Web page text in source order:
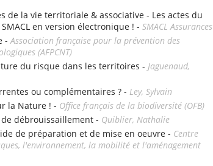
de la vie territoriale & associative - Les actes du
en version électronique ! - SMACL Assurances
-Association française pour la prévention des
(AFPCNT)
du risque dans les territoires - Jaguenaud,
ou complémentaires ? - Ley, Sylvain
la Nature ! - Office français de la biodiversité (OFB)
débrouissaillement - Quiblier, Nathalie
de préparation et de mise en oeuvre - Centre
l'environnement, la mobilité et l'aménagement